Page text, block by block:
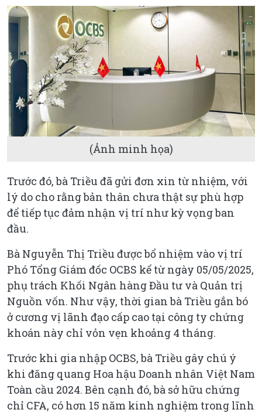
(Ảnh minh họa)
Trước đó, bà Triều đã gửi đơn xin từ nhiệm, với
lý do cho rằng bản thân chưa thật sự phù hợp
để tiếp tục đảm nhận vị trí như kỳ vọng ban
đầu.
Bà Nguyễn Thị Triều được bổ nhiệm vào vị trí
Phó Tổng Giám đốc OCBS kể từ ngày 05/05/2025,
phụ trách Khối Ngân hàng Đầu tư và Quản trị
Nguồn vốn. Như vậy, thời gian bà Triều gắn bó
ở cương vị lãnh đạo cấp cao tại công ty chứng
khoán này chỉ vỏn vẹn khoảng 4 tháng.
Trước khi gia nhập OCBS, bà Triều gây chú ý
khi đăng quang Hoa hậu Doanh nhân Việt Nam
Toàn cầu 2024. Bên cạnh đó, bà sở hữu chứng
chỉ CFA, có hơn 15 năm kinh nghiệm trong lĩnh